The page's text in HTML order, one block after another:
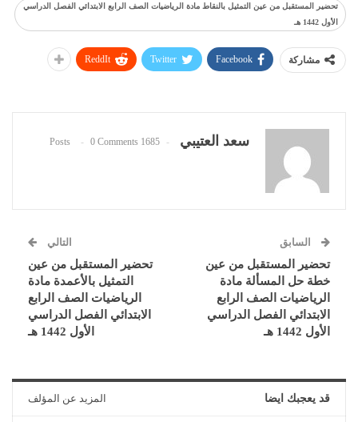
تحضير المستقبل من عين التمثيل بالنقاط مادة الرياضيات الصف الرابع الابتدائي الفصل الدراسي
الأول 1442 هـ
مشاركة Facebook
Twitter
ReddIt
سعد العتيبي 1685 Posts
0 Comments
السابق
تحضير المستقبل من عين
خطة حل المسألة مادة
الرياضيات الصف الرابع
الابتدائي الفصل الدراسي
الأول 1442 هـ
التالي
تحضير المستقبل من عين
التمثيل بالأعمدة مادة
الرياضيات الصف الرابع
الابتدائي الفصل الدراسي
الأول 1442 هـ
قد يعجبك ايضا المزيد عن المؤلف